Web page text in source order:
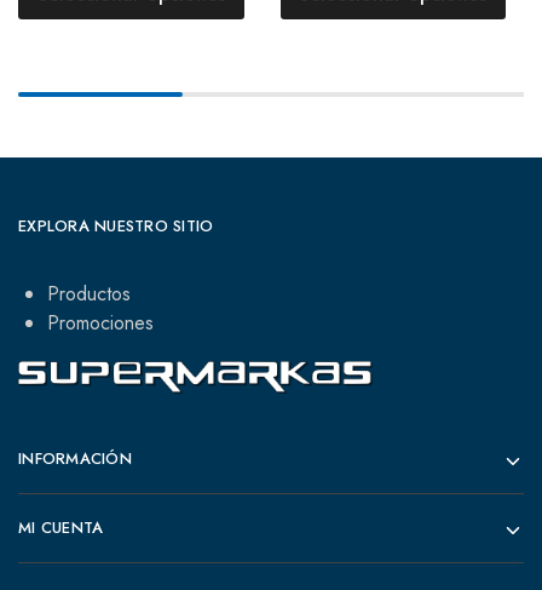
EXPLORA NUESTRO SITIO
Productos
Promociones
INFORMACIÓN
MI CUENTA